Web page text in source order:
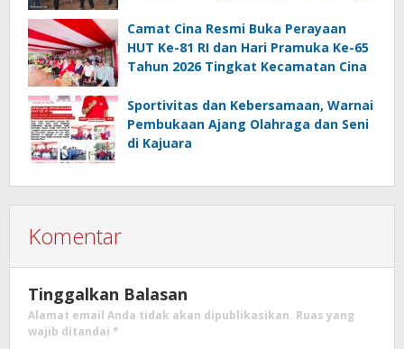
Camat Cina Resmi Buka Perayaan
HUT Ke-81 RI dan Hari Pramuka Ke-65
Tahun 2026 Tingkat Kecamatan Cina
Sportivitas dan Kebersamaan, Warnai
Pembukaan Ajang Olahraga dan Seni
di Kajuara
Komentar
Tinggalkan Balasan
Alamat email Anda tidak akan dipublikasikan. Ruas yang
wajib ditandai *